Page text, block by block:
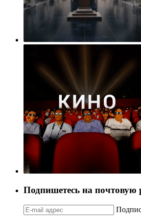
Подпишетесь на почтовую